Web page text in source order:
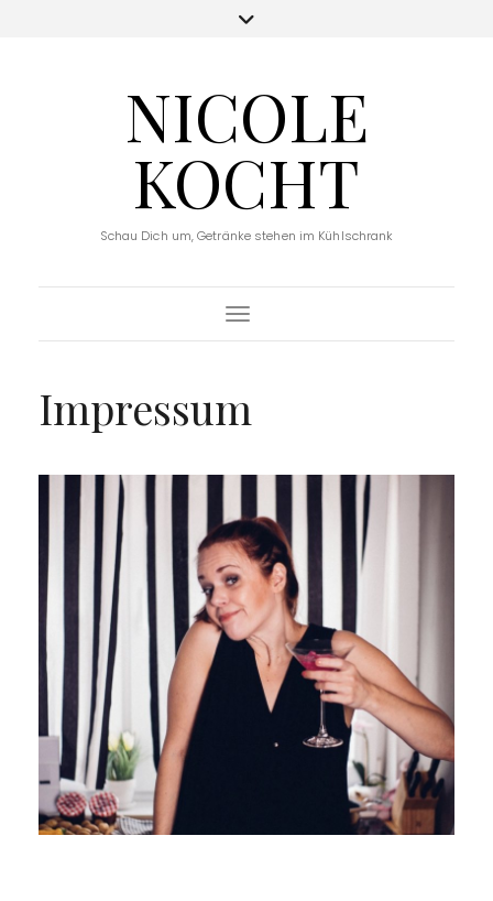
NICOLE
KOCHT
Schau Dich um, Getränke stehen im Kühlschrank
Toggle Navigation
Impressum